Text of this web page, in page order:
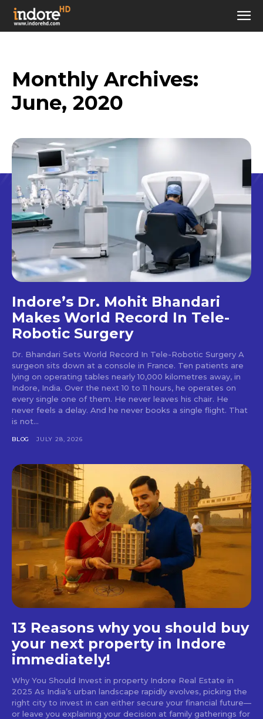
Monthly Archives:
June, 2020
Indore’s Dr. Mohit Bhandari
Makes World Record In Tele-
Robotic Surgery
Dr. Bhandari Sets World Record In Tele-Robotic Surgery A
surgeon sits down at a console in France. Ten patients are
lying on operating tables nearly 10,000 kilometres away, in
Indore, India. Over the next 10 to 11 hours, he operates on
every single one of them. He never leaves his chair. He
never feels a delay. And he never books a single flight. That
is not...
BLOG JULY 28, 2026
13 Reasons why you should buy
your next property in Indore
immediately!
Why You Should Invest in property Indore Real Estate in
2025 As India’s urban landscape rapidly evolves, picking the
right city to invest in can either secure your financial future—
or leave you explaining your decision at family gatherings for